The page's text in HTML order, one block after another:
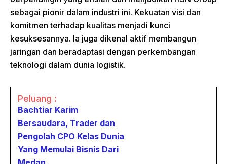
sebagai pionir dalam industri ini. Kekuatan visi dan
komitmen terhadap kualitas menjadi kunci
kesuksesannya. Ia juga dikenal aktif membangun
jaringan dan beradaptasi dengan perkembangan
teknologi dalam dunia logistik.
Peluang :
Bachtiar Karim
Bersaudara, Trader dan
Pengolah CPO Kelas Dunia
Yang Memulai Bisnis Dari